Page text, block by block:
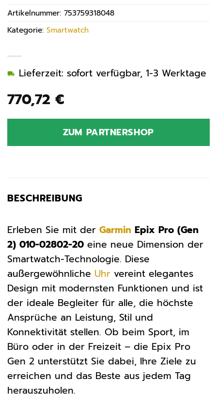
770,72 €
Lieferzeit: sofort verfügbar, 1-3 Werktage
ZUM PARTNERSHOP
Artikelnummer: 753759318048
Kategorie: Smartwatch
BESCHREIBUNG
Erleben Sie mit der Garmin Epix Pro (Gen
2) 010-02802-20 eine neue Dimension der
Smartwatch-Technologie. Diese
außergewöhnliche Uhr vereint elegantes
Design mit modernsten Funktionen und ist
der ideale Begleiter für alle, die höchste
Ansprüche an Leistung, Stil und
Konnektivität stellen. Ob beim Sport, im
Büro oder in der Freizeit – die Epix Pro
Gen 2 unterstützt Sie dabei, Ihre Ziele zu
erreichen und das Beste aus jedem Tag
herauszuholen.